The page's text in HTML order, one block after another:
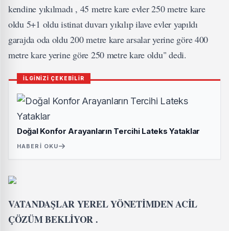
kendine yıkılmadı , 45 metre kare evler 250 metre kare
oldu 5+1 oldu istinat duvarı yıkılıp ilave evler yapıldı
garajda oda oldu 200 metre kare arsalar yerine göre 400
metre kare yerine göre 250 metre kare oldu" dedi.
İLGİNİZİ ÇEKEBİLİR
Doğal Konfor Arayanların Tercihi Lateks Yataklar
HABERI OKU
VATANDAŞLAR YEREL YÖNETİMDEN ACİL
ÇÖZÜM BEKLİYOR .